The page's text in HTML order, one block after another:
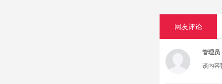
网友评论
管理员
该内容